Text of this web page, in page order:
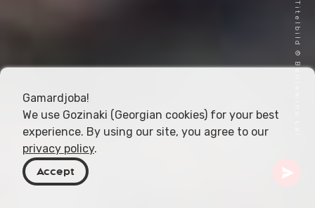
Titelbild © Beniamino Lai
Gamardjoba!
We use Gozinaki (Georgian cookies) for your best
experience. By using our site, you agree to our
privacy policy.
Accept